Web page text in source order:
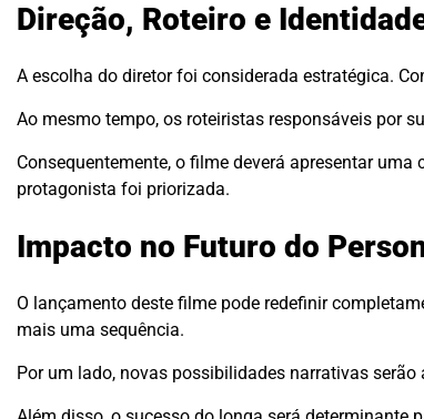
Direção, Roteiro e
A escolha do diretor foi considerada estratégica.
Ao mesmo tempo, os roteiristas responsáveis por
Consequentemente, o filme deverá apresentar uma
protagonista foi priorizada.
Impacto no Futuro do
O lançamento deste filme pode redefinir
mais uma sequência.
Por um lado, novas possibilidades narrativas